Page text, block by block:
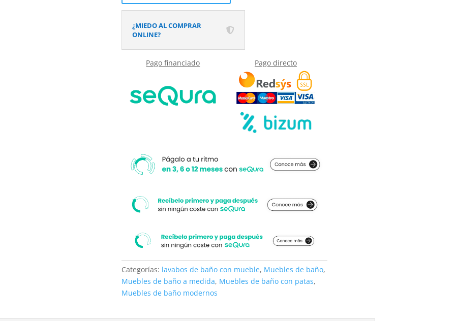
patas
cajones
mármol
CALACATTA
con
tapa
Fogo
cantidad
¿MIEDO AL COMPRAR
ONLINE?
Pago financiado Pago directo
Categorías: lavabos de baño con mueble, Muebles de baño,
Muebles de baño a medida, Muebles de baño con patas,
Muebles de baño modernos